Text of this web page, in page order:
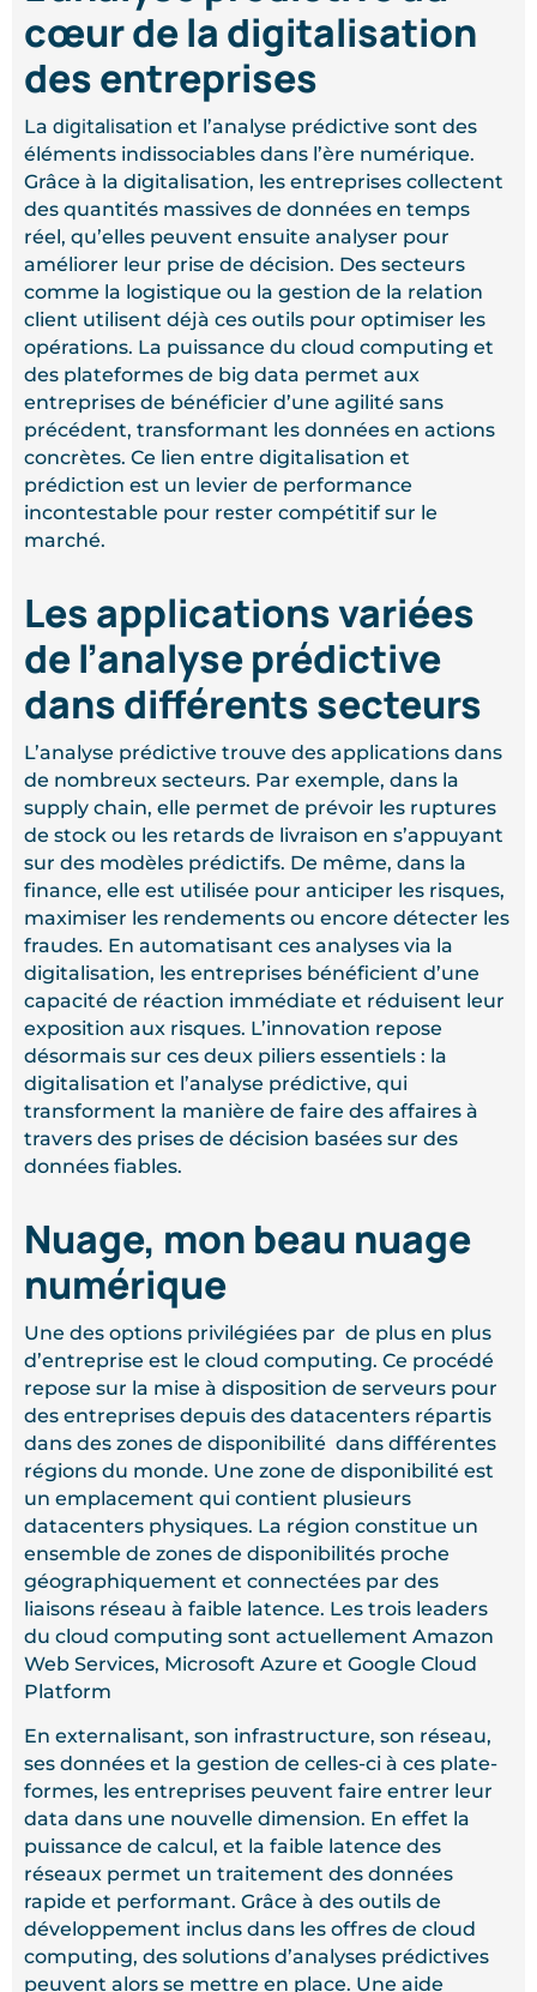
cœur de la digitalisation
des entreprises
La digitalisation et l’analyse prédictive sont des
éléments indissociables dans l’ère numérique.
Grâce à la digitalisation, les entreprises collectent
des quantités massives de données en temps
réel, qu’elles peuvent ensuite analyser pour
améliorer leur prise de décision. Des secteurs
comme la logistique ou la gestion de la relation
client utilisent déjà ces outils pour optimiser les
opérations. La puissance du cloud computing et
des plateformes de big data permet aux
entreprises de bénéficier d’une agilité sans
précédent, transformant les données en actions
concrètes. Ce lien entre digitalisation et
prédiction est un levier de performance
incontestable pour rester compétitif sur le
marché.
Les applications variées
de l’analyse prédictive
dans différents secteurs
L’analyse prédictive trouve des applications dans
de nombreux secteurs. Par exemple, dans la
supply chain, elle permet de prévoir les ruptures
de stock ou les retards de livraison en s’appuyant
sur des modèles prédictifs. De même, dans la
finance, elle est utilisée pour anticiper les risques,
maximiser les rendements ou encore détecter les
fraudes. En automatisant ces analyses via la
digitalisation, les entreprises bénéficient d’une
capacité de réaction immédiate et réduisent leur
exposition aux risques. L’innovation repose
désormais sur ces deux piliers essentiels : la
digitalisation et l’analyse prédictive, qui
transforment la manière de faire des affaires à
travers des prises de décision basées sur des
données fiables.
Nuage, mon beau nuage
numérique
Une des options privilégiées par de plus en plus
d’entreprise est le cloud computing. Ce procédé
repose sur la mise à disposition de serveurs pour
des entreprises depuis des datacenters répartis
dans des zones de disponibilité dans différentes
régions du monde. Une zone de disponibilité est
un emplacement qui contient plusieurs
datacenters physiques. La région constitue un
ensemble de zones de disponibilités proche
géographiquement et connectées par des
liaisons réseau à faible latence. Les trois leaders
du cloud computing sont actuellement Amazon
Web Services, Microsoft Azure et Google Cloud
Platform
En externalisant, son infrastructure, son réseau,
ses données et la gestion de celles-ci à ces plate-
formes, les entreprises peuvent faire entrer leur
data dans une nouvelle dimension. En effet la
puissance de calcul, et la faible latence des
réseaux permet un traitement des données
rapide et performant. Grâce à des outils de
développement inclus dans les offres de cloud
computing, des solutions d’analyses prédictives
peuvent alors se mettre en place. Une aide